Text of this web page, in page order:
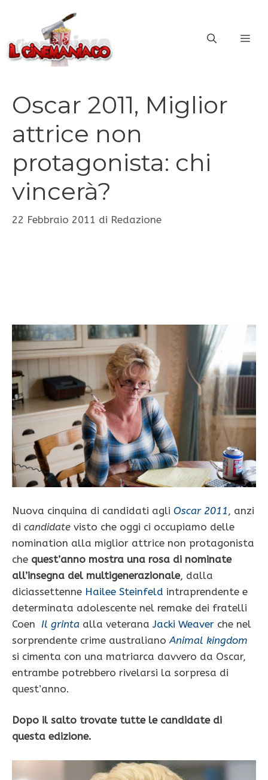
contenuto
Oscar 2011, Miglior
attrice non
protagonista: chi
vincerà?
22 Febbraio 2011 di Redazione
Nuova cinquina di candidati agli Oscar 2011 , anzi
di candidate visto che oggi ci occupiamo delle
nomination alla miglior attrice non protagonista
che quest’anno mostra una rosa di nominate
all’insegna del multigenerazionale, dalla
diciassettenne Hailee Steinfeld intraprendente e
determinata adolescente nel remake dei fratelli
Coen Il grinta alla veterana Jacki Weaver che nel
sorprendente crime australianoAnimal kingdom
si cimenta con una matriarca davvero da Oscar,
entrambe potrebbero rivelarsi la sorpresa di
quest’anno.
Dopo il salto trovate tutte le candidate di
questa edizione.